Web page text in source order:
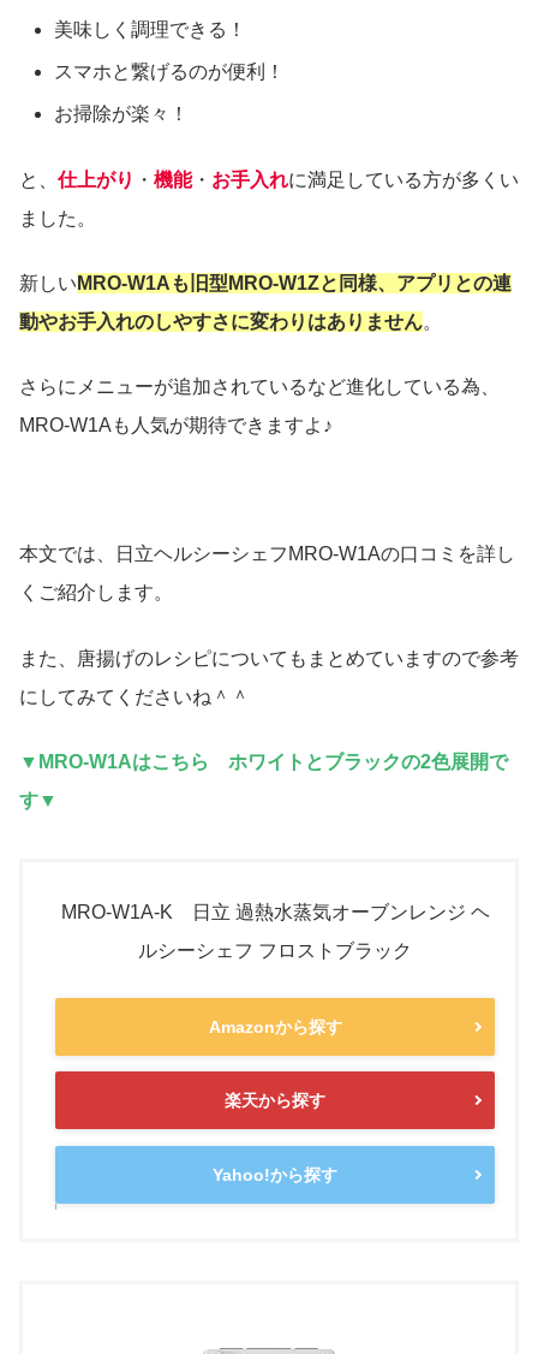
美味しく調理できる！
スマホと繋げるのが便利！
お掃除が楽々！
と、 仕上がり ・ 機能・ お手入れに満足している方が多くい
ました。
新しい MRO-W1Aも旧型MRO-W1Zと同様、アプリとの連
動やお手入れのしやすさに変わりはありません。
さらにメニューが追加されているなど進化している為、
MRO-W1Aも人気が期待できますよ♪
本文では、日立ヘルシーシェフMRO-W1Aの口コミを詳し
くご紹介します。
また、唐揚げのレシピについてもまとめていますので参考
にしてみてくださいね＾＾
▼MRO-W1Aはこちら ホワイトとブラックの2色展開で
す▼
MRO-W1A-K 日立 過熱水蒸気オーブンレンジ ヘ
ルシーシェフ フロストブラック
Amazonから探す
楽天から探す
Yahoo!から探す